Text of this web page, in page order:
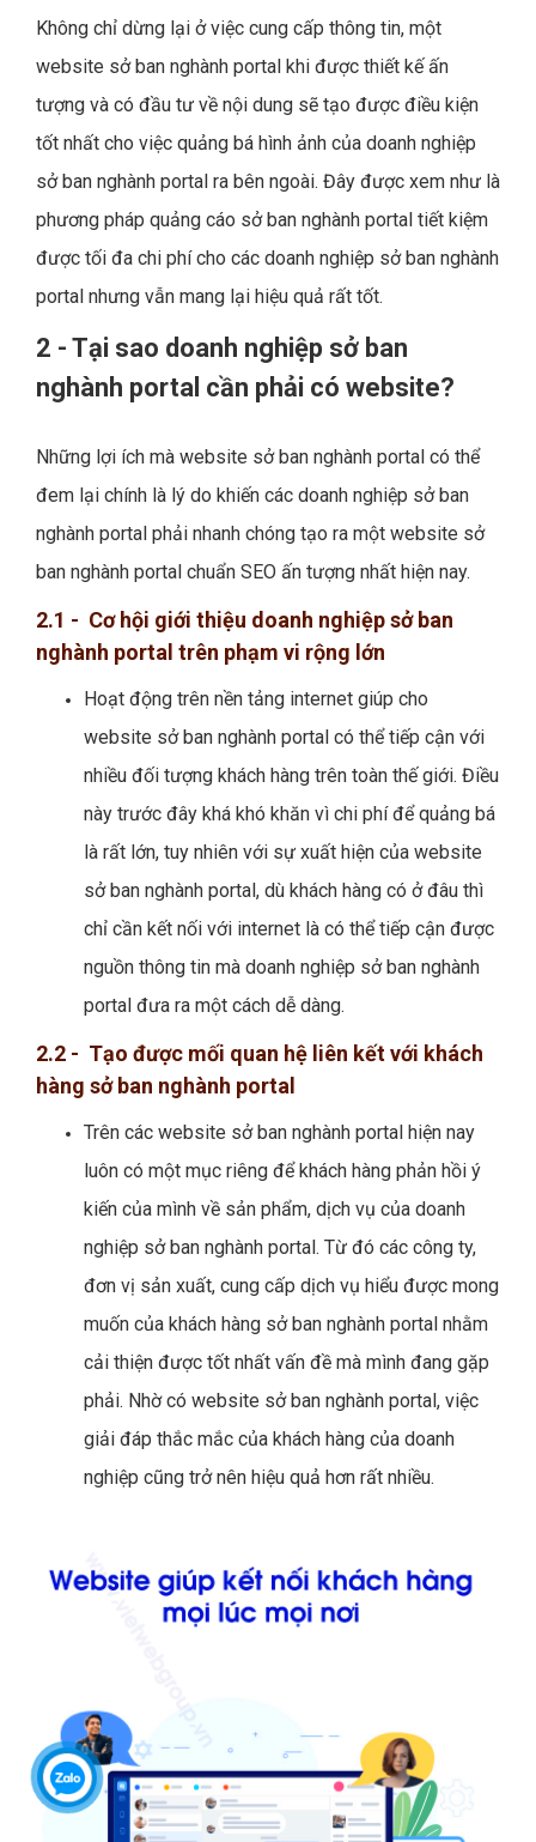
Không chỉ dừng lại ở việc cung cấp thông tin, một
website sở ban nghành portal khi được thiết kế ấn
tượng và có đầu tư về nội dung sẽ tạo được điều kiện
tốt nhất cho việc quảng bá hình ảnh của doanh nghiệp
sở ban nghành portal ra bên ngoài. Đây được xem như là
phương pháp quảng cáo sở ban nghành portal tiết kiệm
được tối đa chi phí cho các doanh nghiệp sở ban nghành
portal nhưng vẫn mang lại hiệu quả rất tốt.
2 - Tại sao doanh nghiệp sở ban
nghành portal cần phải có website?
Những lợi ích mà website sở ban nghành portal có thể
đem lại chính là lý do khiến các doanh nghiệp sở ban
nghành portal phải nhanh chóng tạo ra một website sở
ban nghành portal chuẩn SEO ấn tượng nhất hiện nay.
2.1 - Cơ hội giới thiệu doanh nghiệp sở ban
nghành portal trên phạm vi rộng lớn
Hoạt động trên nền tảng internet giúp cho
website sở ban nghành portal có thể tiếp cận với
nhiều đối tượng khách hàng trên toàn thế giới. Điều
này trước đây khá khó khăn vì chi phí để quảng bá
là rất lớn, tuy nhiên với sự xuất hiện của website
sở ban nghành portal, dù khách hàng có ở đâu thì
chỉ cần kết nối với internet là có thể tiếp cận được
nguồn thông tin mà doanh nghiệp sở ban nghành
portal đưa ra một cách dễ dàng.
2.2 - Tạo được mối quan hệ liên kết với khách
hàng sở ban nghành portal
Trên các website sở ban nghành portal hiện nay
luôn có một mục riêng để khách hàng phản hồi ý
kiến của mình về sản phẩm, dịch vụ của doanh
nghiệp sở ban nghành portal. Từ đó các công ty,
đơn vị sản xuất, cung cấp dịch vụ hiểu được mong
muốn của khách hàng sở ban nghành portal nhằm
cải thiện được tốt nhất vấn đề mà mình đang gặp
phải. Nhờ có website sở ban nghành portal, việc
giải đáp thắc mắc của khách hàng của doanh
nghiệp cũng trở nên hiệu quả hơn rất nhiều.